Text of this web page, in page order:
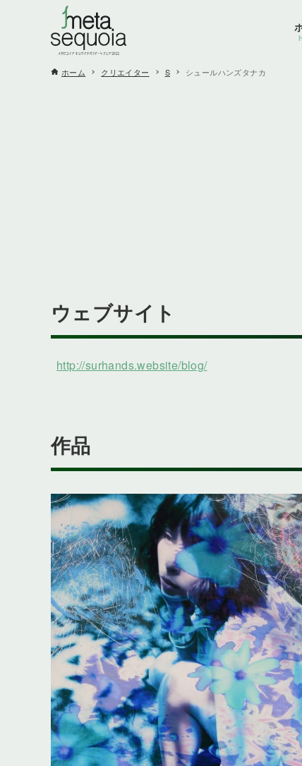
ホーム クリエイター S シュールハンズタナカ
ウェブサイト
http://surhands.website/blog/
作品